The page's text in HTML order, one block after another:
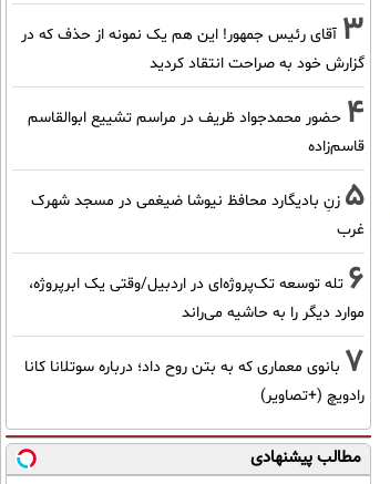
3 آقای رئیس جمهور! این هم یک نمونه از حذف که در
گزارش خود به صراحت انتقاد کردید
4 حضور محمدجواد ظریف در مراسم تشییع ابوالقاسم
قاسم‌زاده
5 زنِ بادیگارد محافظ نیوشا ضیغمی در مسجد شهرک
غرب
6 تله توسعه تک‌پروژه‌ای در اردبیل/وقتی یک ابرپروژه،
موارد دیگر را به حاشیه می‌راند
7 بانوی معماری که به بتن روح داد؛ درباره سوتلانا کانا
رادویچ (+تصاویر)
مطالب پیشنهادی